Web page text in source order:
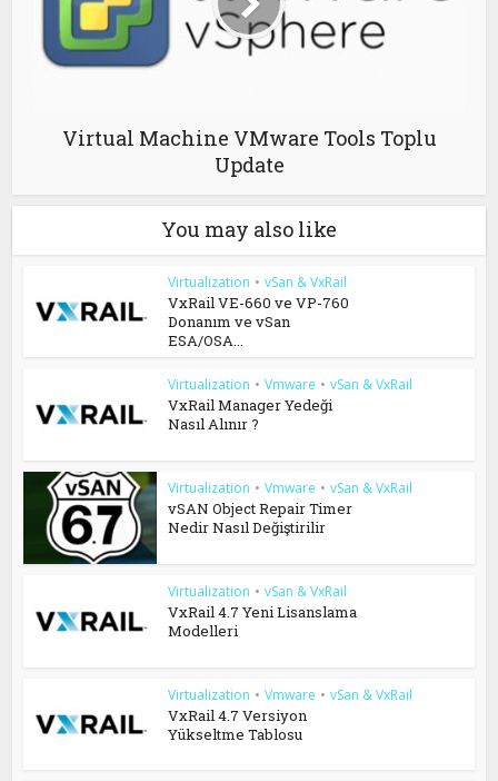
Virtual Machine VMware Tools Toplu
Update
You may also like
Virtualization • vSan & VxRail
VxRail VE-660 ve VP-760
Donanım ve vSan
ESA/OSA...
Virtualization • Vmware • vSan & VxRail
VxRail Manager Yedeği
Nasıl Alınır ?
Virtualization • Vmware • vSan & VxRail
vSAN Object Repair Timer
Nedir Nasıl Değiştirilir
Virtualization • vSan & VxRail
VxRail 4.7 Yeni Lisanslama
Modelleri
Virtualization • Vmware • vSan & VxRail
VxRail 4.7 Versiyon
Yükseltme Tablosu